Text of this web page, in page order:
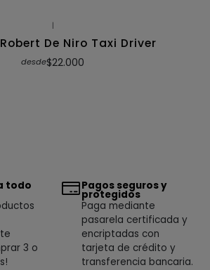
|
De Niro Taxi Driver
desde$22.000
todo
3 o
Pagos seguros y
protegidos
Paga mediante
pasarela certificada y
encriptadas con
tarjeta de crédito y
transferencia bancaria.